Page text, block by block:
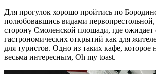
Для прогулок хорошо пройтись по
полюбовавшись видами первопрестольной,
сторону Смоленской площади, где
гастрономических открытий как для
для туристов. Одно из таких кафе, которое
весьма интересным, Oh my toast.